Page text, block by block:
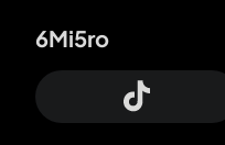
6Mi5ro